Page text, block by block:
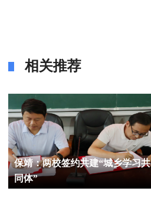
相关推荐
保靖：两校签约共建“城乡学习共
同体”